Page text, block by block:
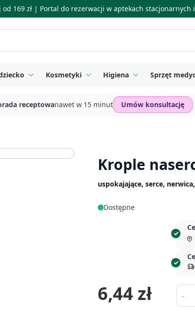
169 zł | Portal do rezerwacji w aptekach stacjonarnych
for Suplementy
Toggle submenu for Mama i dziecko
Kosmetyki Toggle submenu for Kosmetyki
Higiena Toggle submenu
Sprzęt
receptowanawet w 15 minut Umów konsultację
Krople
uspokajające, serce,
Dostępne
6,44 zł -
Ilość